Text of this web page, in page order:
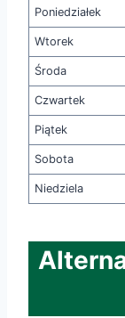
Poniedziałek
Wtorek
Środa
Czwartek
Piątek
Sobota
Niedziela